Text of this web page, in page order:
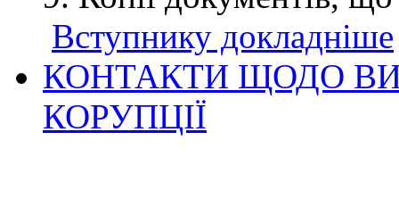
Вступнику докладніше
КОНТАКТИ ЩОДО
КОРУПЦІЇ